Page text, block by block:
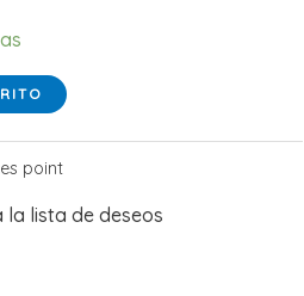
point
la lista de deseos